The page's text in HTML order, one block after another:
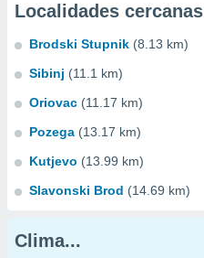
Localidades cercanas
Brodski Stupnik (8.13 km)
Sibinj (11.1 km)
Oriovac (11.17 km)
Pozega (13.17 km)
Kutjevo (13.99 km)
Slavonski Brod (14.69 km)
Clima...